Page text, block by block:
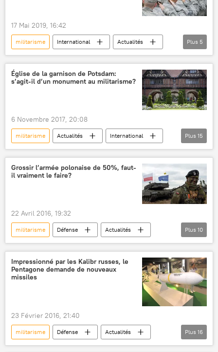
17 Mai 2019, 16:42
militarisme International
Actualités
États-Unis
Venezuela
Jesse Jackson
droits de l’homme
militants
Plus 5
Église de la garnison de Potsdam:
s’agit-il d’un monument au militarisme?
6 Novembre 2017, 20:08
militarisme Actualités
International
Potsdam
RDA
Allemagne
Adolf Hitler
Max Dalichow
Hajo Funke
reconstruction
monument
nazis
manifestation
Plus 15
Grossir l’armée polonaise de 50%, faut-
il vraiment le faire?
22 Avril 2016, 19:32
militarisme Défense
Actualités
International
Russie
Allemagne
Pologne
Europe
Antoni Macierewicz
Pentagone
Plus 10
Impressionné par les Kalibr russes, le
Pentagone demande de nouveaux
missiles
23 Février 2016, 21:40
militarisme Défense
Actualités
International
Russie
États-Unis
Plus 16